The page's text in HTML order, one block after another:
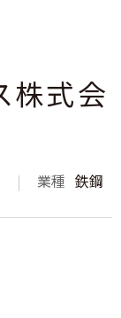
株式会
業種 鉄鋼